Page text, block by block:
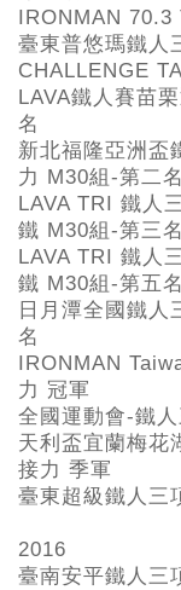
IRONMAN
臺東普悠瑪鐵人
CHALLENGE
LAVA鐵人賽苗
名
新北福隆亞洲盃
力 M30組-第二名
LAVA TRI 鐵人
鐵 M30組-第三名
LAVA TRI 鐵人
鐵 M30組-第五名
日月潭全國鐵人
名
IRONMAN
力 冠軍
全國運動會-鐵
天利盃宜蘭梅花
接力 季軍
臺東超級鐵人三
2016
臺南安平鐵人三